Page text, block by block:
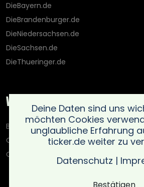
DieBayern.de
DieBrandenburger.de
DieNiedersachsen.de
DieSachsen.de
DieThueringer.de
Weitere Portale
Blaulicht-Ticker.de
Oberlausitz.holiday
OnlinedatingKompass.de
Deine Daten sind uns
möchten Cookies
unglaubliche Erfahrung
ticker.de weiter zu
Datenschutz |